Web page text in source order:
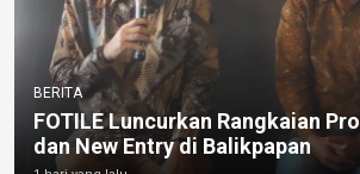
BERITA
FOTILE Luncurkan Rangkaian
dan New Entry di Balikpapan